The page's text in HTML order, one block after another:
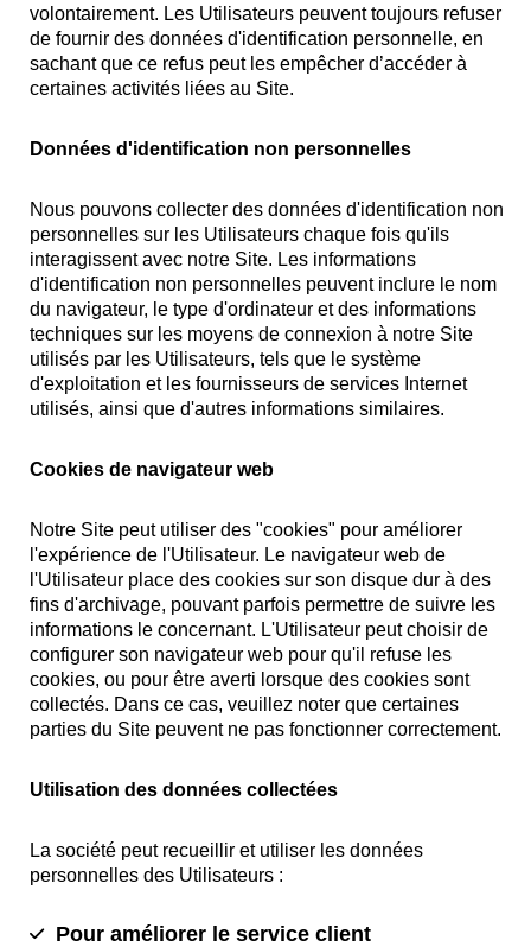
volontairement. Les Utilisateurs peuvent toujours refuser
de fournir des données d'identification personnelle, en
sachant que ce refus peut les empêcher d’accéder à
certaines activités liées au Site.
Données d'identification non personnelles
Nous pouvons collecter des données d'identification non
personnelles sur les Utilisateurs chaque fois qu'ils
interagissent avec notre Site. Les informations
d'identification non personnelles peuvent inclure le nom
du navigateur, le type d'ordinateur et des informations
techniques sur les moyens de connexion à notre Site
utilisés par les Utilisateurs, tels que le système
d'exploitation et les fournisseurs de services Internet
utilisés, ainsi que d'autres informations similaires.
Cookies de navigateur web
Notre Site peut utiliser des "cookies" pour améliorer
l'expérience de l'Utilisateur. Le navigateur web de
l'Utilisateur place des cookies sur son disque dur à des
fins d'archivage, pouvant parfois permettre de suivre les
informations le concernant. L'Utilisateur peut choisir de
configurer son navigateur web pour qu'il refuse les
cookies, ou pour être averti lorsque des cookies sont
collectés. Dans ce cas, veuillez noter que certaines
parties du Site peuvent ne pas fonctionner correctement.
Utilisation des données collectées
La société peut recueillir et utiliser les données
personnelles des Utilisateurs :
Pour améliorer le service client